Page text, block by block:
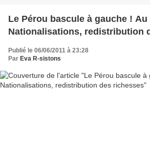
Le Pérou bascule à gauche ! Au
Nationalisations, redistribution
Publié le 06/06/2011 à 23:28
Par Eva R-sistons